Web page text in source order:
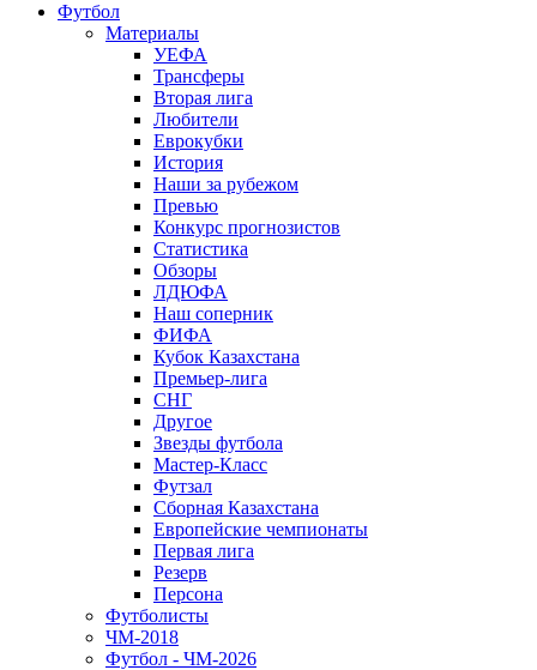
Футбол
Материалы
УЕФА
Трансферы
Вторая лига
Любители
Еврокубки
История
Наши за рубежом
Превью
Конкурс прогнозистов
Статистика
Обзоры
ЛДЮФА
Наш соперник
ФИФА
Кубок Казахстана
Премьер-лига
СНГ
Другое
Звезды футбола
Мастер-Класс
Футзал
Сборная Казахстана
Европейские чемпионаты
Первая лига
Резерв
Персона
Футболисты
ЧМ-2018
Футбол - ЧМ-2026